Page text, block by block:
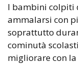
I bambini colpiti
ammalarsi con
soprattutto
cominutà
migliorare con la